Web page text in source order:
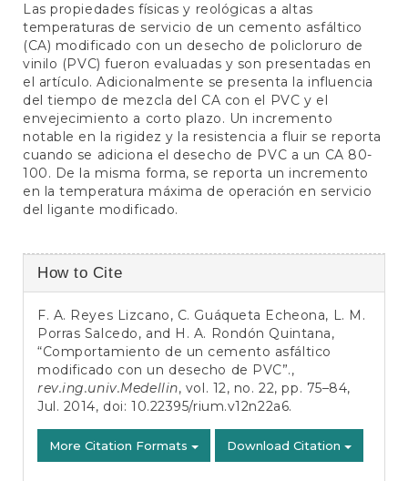
Las propiedades físicas y reológicas a altas
temperaturas de servicio de un cemento asfáltico
(CA) modificado con un desecho de policloruro de
vinilo (PVC) fueron evaluadas y son presentadas en
el artículo. Adicionalmente se presenta la influencia
del tiempo de mezcla del CA con el PVC y el
envejecimiento a corto plazo. Un incremento
notable en la rigidez y la resistencia a fluir se reporta
cuando se adiciona el desecho de PVC a un CA 80-
100. De la misma forma, se reporta un incremento
en la temperatura máxima de operación en servicio
del ligante modificado.
Article
Details
How to Cite
F. A. Reyes Lizcano, C. Guáqueta Echeona, L. M.
Porras Salcedo, and H. A. Rondón Quintana,
“Comportamiento de un cemento asfáltico
modificado con un desecho de PVC”.,
rev.ing.univ.Medellin, vol. 12, no. 22, pp. 75–84,
Jul. 2014, doi: 10.22395/rium.v12n22a6.
More Citation Formats Download Citation